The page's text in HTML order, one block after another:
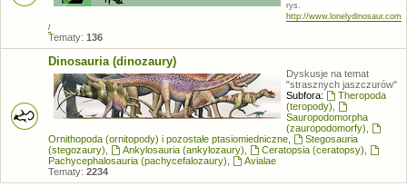
rys.
http://www.lonelydinosaur.com
/
Tematy: 136
Dinosauria (dinozaury)
Dyskusje na temat
"strasznych jaszczurów"
Subfora:
Theropoda
(teropody)
Sauropodomorpha
(zauropodomorfy)
Ornithopoda (ornitopody) i pozostałe ptasiomiedniczne
Stegosauria
(stegozaury)
Ankylosauria (ankylozaury) Ceratopsia (ceratopsy)
Pachycephalosauria (pachycefalozaury)
Avialae
Tematy: 2234